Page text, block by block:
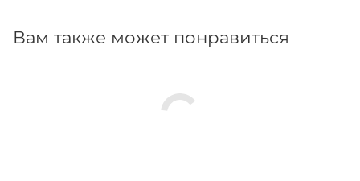
Вам также может понравиться